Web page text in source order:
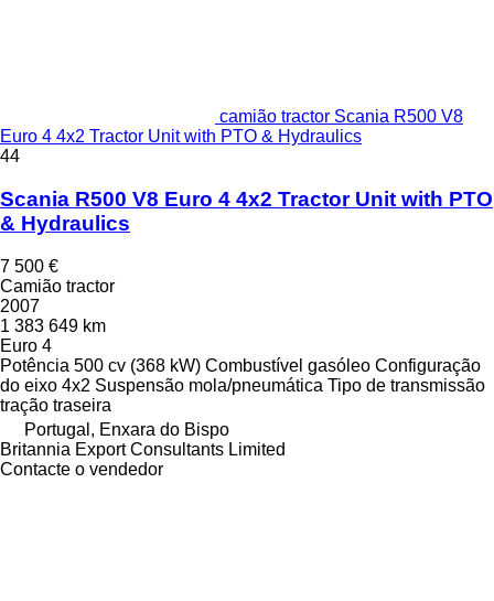
camião tractor Scania R500 V8
Euro 4 4x2 Tractor Unit with PTO & Hydraulics
44
Scania R500 V8 Euro 4 4x2 Tractor Unit with PTO
& Hydraulics
7 500 €
Camião tractor
2007
1 383 649 km
Euro 4
Potência 500 cv (368 kW) Combustível gasóleo Configuração
do eixo 4x2 Suspensão mola/pneumática Tipo de transmissão
tração traseira
Portugal, Enxara do Bispo
Britannia Export Consultants Limited
Contacte o vendedor